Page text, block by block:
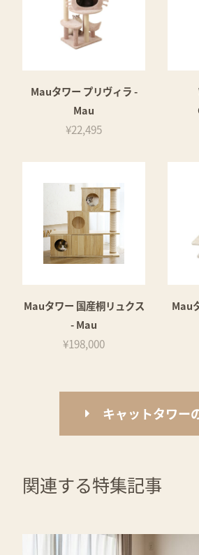
Mauタワー プリヴィラ -
Mau
¥22,495
Mauタワー 国産桐リュクス
- Mau
¥198,000
Mau
キャットタワー
関連する特集記事